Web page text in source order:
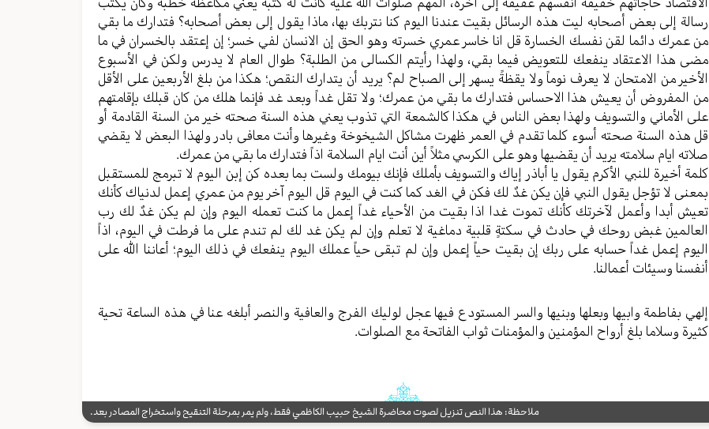
رسالة إلی بعض أصحابه لیت هذه الرسائل بقیت عندنا الیوم كنا نتربك بها، ماذا یقول إلی بعض أصحابه؟ فتدارك ما بقي
من عمرك دائما لقن نفسك الخسارة قل انا خاسر عمري خسرته وهو الحق إن الانسان لفي خسر؛ إن إعتقد بالخسران في ما
مضی هذا الاعتقاد ینفعك للتعویض فيما بقي، ولهذا رأيتم الكسالی من الطلبة؟ طوال العام لا یدرس ولكن في الأسبوع
الأخیر من الامتحان لا یعرف نوماً ولا یقظةً یسهر إلی الصباح لم؟ یرید أن یتدارك النقص؛ هكذا من بلغ الأربعین علی الأقل
من المفروض أن یعیش هذا الاحساس فتدارك ما بقي من عمرك؛ ولا تقل غداً وبعد غد فإنما هلك من كان قبلك بإقامتهم
علی الأماني والتسویف ولهذا بعض الناس في هكذا كالشمعة التي تذوب یعني هذه السنة صحته خیر من السنة القادمة أو
قل هذه السنة صحته أسوء كلما تقدم في العمر ظهرت مشاكل الشیخوخة وغیرها وأنت معافی بادر ولهذا البعض لا یقضي
صلاته ایام سلامته یرید أن یقضیها وهو علی الكرسي مثلاً أين أنت ایام السلامة اذاً فتدارك ما بقي من عمرك.
كلمة أخيرة للنبي الأكرم یقول یا أباذر إياك والتسویف بأملك فإنك بیومك ولست بما بعده كن إبن الیوم لا تبرمج للمستقبل
بمعنی لا تؤجل یقول النبي فإن یكن غدٌ لك فكن في الغد كما كنت في الیوم قل الیوم آخر یوم من عمري إعمل لدنیاك كأنك
تعیش أبدا وأعمل لآخرتك كأنك تموت غدا اذا بقیت من الأحیاء غداً إعمل ما كنت تعمله الیوم وإن لم یكن غدٌ لك رب
العالمین غبض روحك في حادث في سكتةٍ قلبیة دماغیة لا تعلم وإن لم یكن غد لك لم تندم علی ما فرطت في الیوم، اذاً
الیوم إعمل غداً حسابه علی ربك إن بقیت حیاً إعمل وإن لم تبقی حیاً عملك الیوم ینفعك في ذلك الیوم؛ أعاننا الله علی
أنفسنا وسیئات أعمالنا.
إلهي بفاطمة وابیها وبعلها وبنیها والسر المستودع فیها عجل لولیك الفرج والعافیة والنصر أبلغه عنا في هذه الساعة تحیة
كثیرة وسلاما بلغ أرواح المؤمنین والمؤمنات ثواب الفاتحة مع الصلوات.
ملاحظة: هذا النص تنزيل لصوت محاضرة الشيخ حبيب الكاظمي فقط، ولم يمر بمرحلة التنقيح واستخراج المصادر بعد.